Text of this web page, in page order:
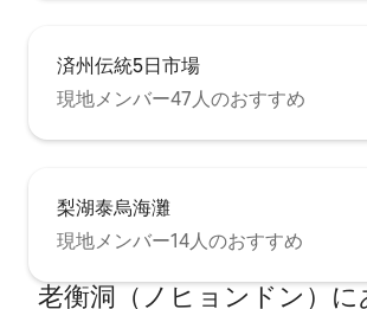
済州伝統5日市場
現地メンバー47人のおすすめ
梨湖泰烏海灘
現地メンバー14人のおすすめ
老衡洞（ノヒョンドン）